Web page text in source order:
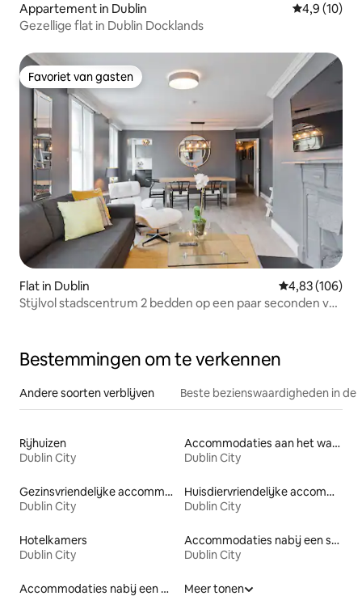
Appartement in Dublin
4,9 (10)
Gezellige flat in Dublin Docklands
Favoriet van gasten
Favoriet van gasten
Flat in Dublin Gemiddelde
4,83 (106)
Stijlvol stadscentrum 2 bedden op een paar seconden van
Bestemmingen om te verkennen
Andere soorten verblijven Beste bezienswaardigheden in de
Rijhuizen
Dublin City
Accommodaties aan het water
Dublin City
Gezinsvriendelijke accommodaties
Dublin City
Huisdiervriendelijke accommodaties
Dublin City
Hotelkamers
Dublin City
Accommodaties nabij een strand
Dublin City
Accommodaties nabij een meer
Meer tonen